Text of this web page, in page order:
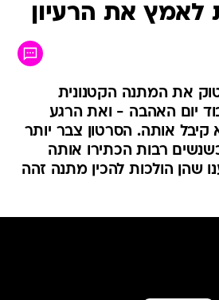
לאמץ את הרעיון
את המתנה הקטנונית
יום האהבה - ואת הרגע
קיבל אותה. הסרטון צבר יותר
כשנשים רבות הכתירו אותה
שהן הולכות להכין מתנה זהה